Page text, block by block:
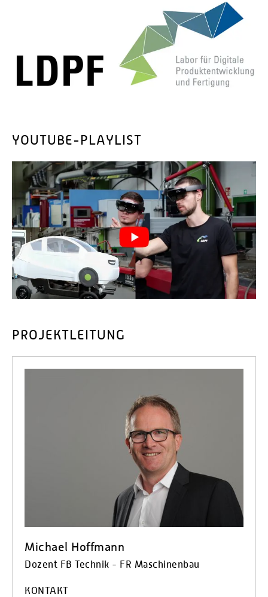
YOUTUBE-PLAYLIST
PROJEKTLEITUNG
Michael Hoffmann
Dozent FB Technik - FR Maschinenbau
KONTAKT